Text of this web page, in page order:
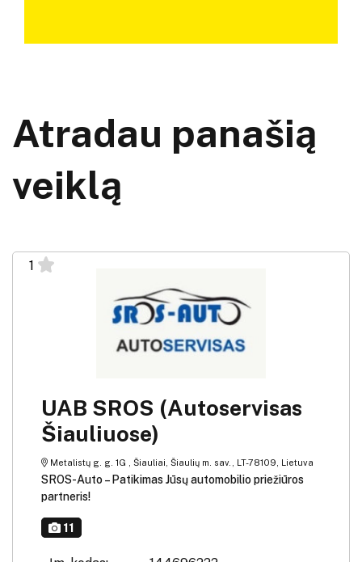
Atradau panašią
veiklą
1
UAB SROS (Autoservisas
Šiauliuose)
Metalistų g. g. 1G , Šiauliai, Šiaulių m. sav., LT-78109, Lietuva
SROS-Auto – Patikimas Jūsų automobilio priežiūros
partneris!
11